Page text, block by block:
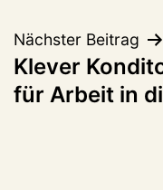
Nächster Beitrag
Klever
für Arbeit in